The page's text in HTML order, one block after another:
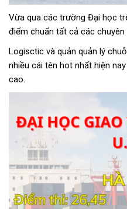
Vừa qua các trường Đại học
điểm chuẩn tất cả các chuyên
Logisctic và quản quản lý
nhiều cái tên hot nhất hiện
cao.